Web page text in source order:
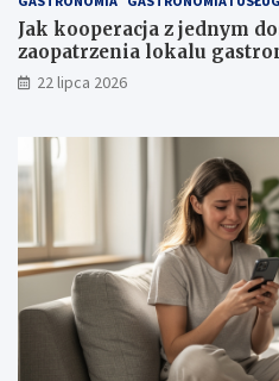
Jak kooperacja z jednym
zaopatrzenia lokalu
22 lipca 2026